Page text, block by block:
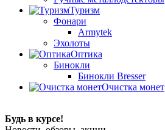
Туризм
Фонари
Armytek
Эхолоты
Оптика
Бинокли
Бинокли Bresser
Очистка монет
Будь в курсе!